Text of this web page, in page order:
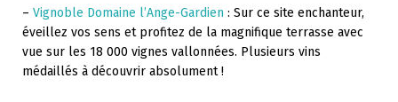
– Vignoble Domaine l’Ange-Gardien : Sur ce site enchanteur,
éveillez vos sens et profitez de la magnifique terrasse avec
vue sur les 18 000 vignes vallonnées. Plusieurs vins
médaillés à découvrir absolument !